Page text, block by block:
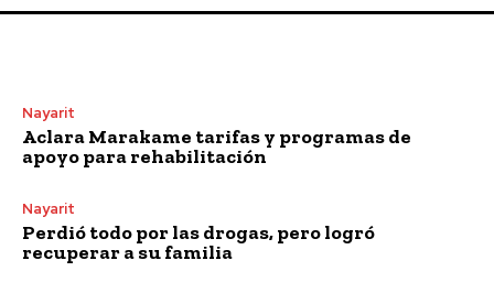
Nayarit
Aclara Marakame tarifas y programas de
apoyo para rehabilitación
Nayarit
Perdió todo por las drogas, pero logró
recuperar a su familia